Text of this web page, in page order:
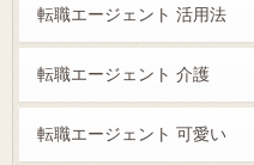
転職エージェント 活用法
転職エージェント 介護
転職エージェント 可愛い